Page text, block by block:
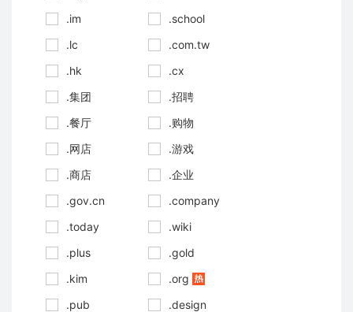
.im
.school
.lc
.com.tw
.hk
.cx
.集团
.招聘
.餐厅
.购物
.网店
.游戏
.商店
.企业
.gov.cn
.company
.today
.wiki
.plus
.gold
.kim
.org
.pub
.design